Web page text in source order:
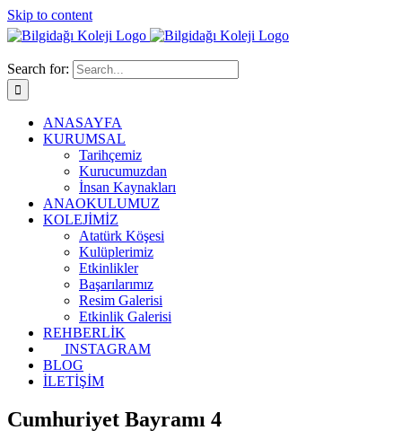
Skip to content
Search for:
ANASAYFA
KURUMSAL
Tarihçemiz
Kurucumuzdan
İnsan Kaynakları
ANAOKULUMUZ
KOLEJİMİZ
Atatürk Köşesi
Kulüplerimiz
Etkinlikler
Başarılarımız
Resim Galerisi
Etkinlik Galerisi
REHBERLİK
INSTAGRAM
BLOG
İLETİŞİM
Cumhuriyet Bayramı 4